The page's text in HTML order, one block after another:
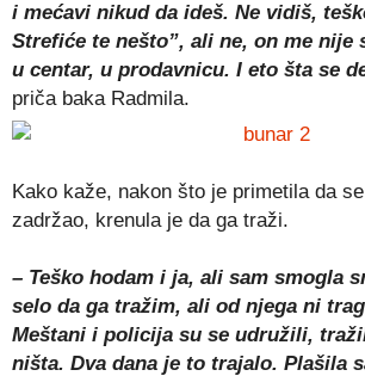
i mećavi nikud da ideš. Ne vidiš,
Strefiće te nešto”, ali ne, on me nije
u centar, u prodavnicu. I eto šta se
priča baka Radmila.
Kako kaže, nakon što je primetila da
zadržao, krenula je da ga traži.
– Teško hodam i ja, ali sam smogla
selo da ga tražim, ali od njega ni
Meštani i policija su se udružili,
ništa. Dva dana je to trajalo. Plašila